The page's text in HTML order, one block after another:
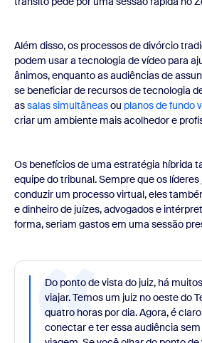
Além disso, os processos de divórcio
podem usar a tecnologia de vídeo para
ânimos, enquanto as audiências de
se beneficiar de recursos de tecnologia
assalas simultâneasou planos de fundo
criar um ambiente mais acolhedor e
Os benefícios de uma estratégia híbrida
equipe do tribunal. Sempre que os
conduzir um processo virtual, eles
e dinheiro de juízes, advogados e
forma, seriam gastos em uma sessão
Do ponto de vista do juiz, há
viajar. Temos um juiz no oeste do
quatro horas por dia. Agora, é
conectar e ter essa audiência